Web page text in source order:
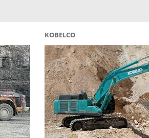
KOBELCO